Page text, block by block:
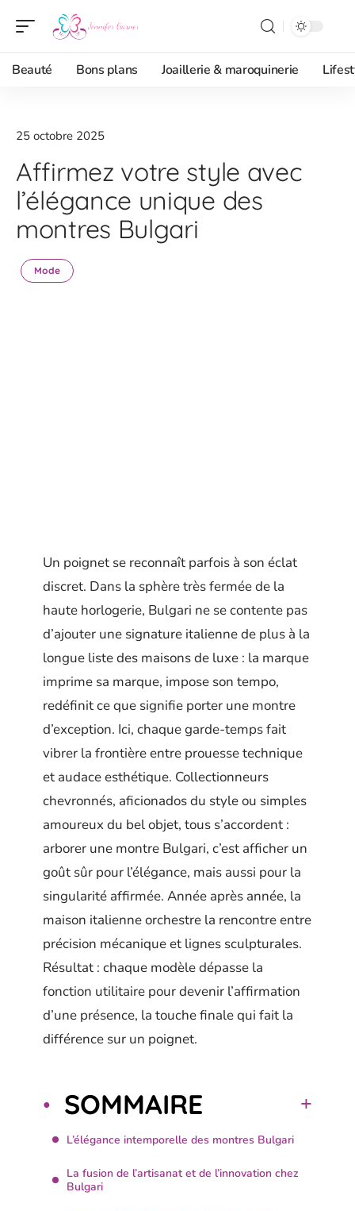
Beauté Bons plans Joaillerie & maroquinerie
25 octobre 2025
Affirmez votre style avec
l’élégance unique des
montres Bulgari
Mode
Un poignet se reconnaît parfois à son éclat
discret. Dans la sphère très fermée de la
haute horlogerie, Bulgari ne se contente pas
d’ajouter une signature italienne de plus à la
longue liste des maisons de luxe : la marque
imprime sa marque, impose son tempo,
redéfinit ce que signifie porter une montre
d’exception. Ici, chaque garde-temps fait
vibrer la frontière entre prouesse technique
et audace esthétique. Collectionneurs
chevronnés, aficionados du style ou simples
amoureux du bel objet, tous s’accordent :
arborer une montre Bulgari, c’est afficher un
goût sûr pour l’élégance, mais aussi pour la
singularité affirmée. Année après année, la
maison italienne orchestre la rencontre entre
précision mécanique et lignes sculpturales.
Résultat : chaque modèle dépasse la
fonction utilitaire pour devenir l’affirmation
d’une présence, la touche finale qui fait la
différence sur un poignet.
SOMMAIRE
L’élégance intemporelle des montres Bulgari
La fusion de l’artisanat et de l’innovation chez
Bulgari